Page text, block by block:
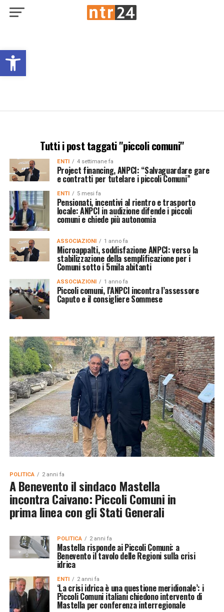
Open toolbar
Tutti i post taggati "piccoli comuni"
ENTI 4 settimane fa
Project financing, ANPCI: “Salvaguardare gare
e contratti per tutelare i piccoli Comuni”
ENTI 5 mesi fa
Pensionati, incentivi al rientro e trasporto
locale: ANPCI in audizione difende i piccoli
comuni e chiede più autonomia
ASSOCIAZIONI 1 anno fa
Microappalti, soddisfazione ANPCI: verso la
stabilizzazione della semplificazione per i
Comuni sotto i 5mila abitanti
ASSOCIAZIONI 1 anno fa
Piccoli comuni, l’ANPCI incontra l’assessore
Caputo e il consigliere Sommese
POLITICA 2 anni fa
A Benevento il sindaco Mastella
incontra Caivano: Piccoli Comuni in
prima linea con gli Stati Generali
POLITICA 2 anni fa
Mastella risponde ai Piccoli Comuni: a
Benevento il tavolo delle Regioni sulla crisi
idrica
ENTI 2 anni fa
‘La crisi idrica è una questione meridionale’: i
Piccoli Comuni italiani chiedono intervento di
Mastella per conferenza interregionale